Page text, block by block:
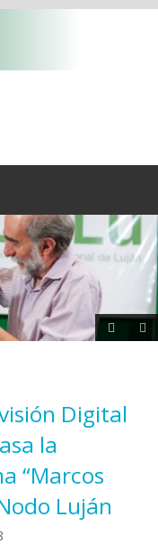
Digital
la
“Marcos
Luján